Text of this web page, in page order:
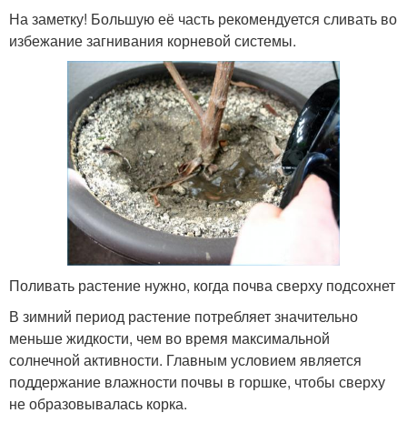
На заметку! Большую её часть рекомендуется сливать во
избежание загнивания корневой системы.
Поливать растение нужно, когда почва сверху подсохнет
В зимний период растение потребляет значительно
меньше жидкости, чем во время максимальной
солнечной активности. Главным условием является
поддержание влажности почвы в горшке, чтобы сверху
не образовывалась корка.